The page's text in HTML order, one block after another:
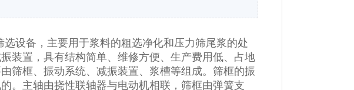
设备，主要用于浆料的粗选净化和压力筛尾浆的处
装置，具有结构简单、维修方便、生产费用低、占地
筛框、振动系统、减振装置、浆槽等组成。筛框的振
。主轴由挠性联轴器与电动机相联，筛框由弹簧支